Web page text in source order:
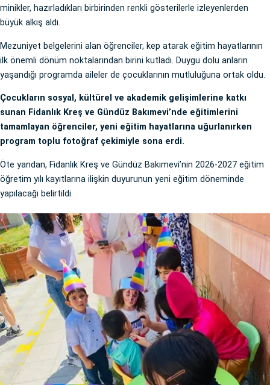
minikler, hazırladıkları birbirinden renkli gösterilerle izleyenlerden
büyük alkış aldı.
Mezuniyet belgelerini alan öğrenciler, kep atarak eğitim hayatlarının
ilk önemli dönüm noktalarından birini kutladı. Duygu dolu anların
yaşandığı programda aileler de çocuklarının mutluluğuna ortak oldu.
Çocukların sosyal, kültürel ve akademik gelişimlerine katkı
sunan Fidanlık Kreş ve Gündüz Bakımevi’nde eğitimlerini
tamamlayan öğrenciler, yeni eğitim hayatlarına uğurlanırken
program toplu fotoğraf çekimiyle sona erdi.
Öte yandan, Fidanlık Kreş ve Gündüz Bakımevi’nin 2026-2027 eğitim
öğretim yılı kayıtlarına ilişkin duyurunun yeni eğitim döneminde
yapılacağı belirtildi.